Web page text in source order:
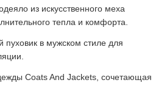
из искусственного меха
тепла и комфорта.
пуховик в мужском стиле для
Coats And Jackets, сочетающая